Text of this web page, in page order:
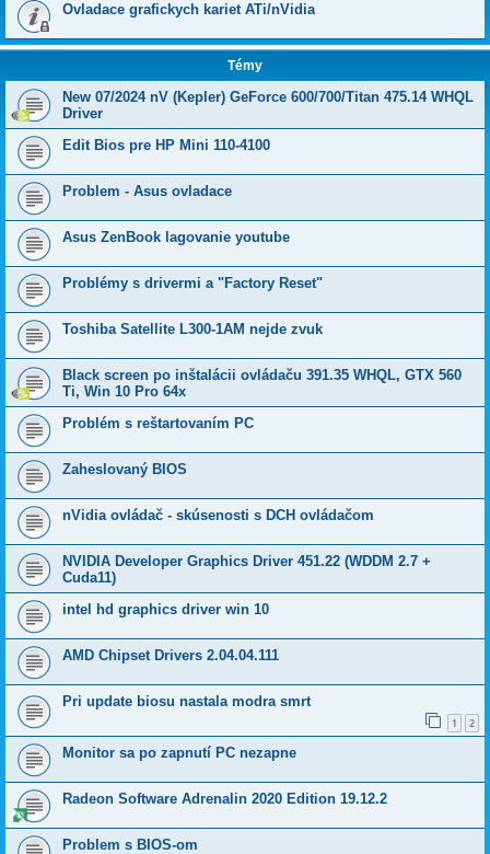
Ovladace grafickych kariet ATi/nVidia
Témy
New 07/2024 nV (Kepler) GeForce 600/700/Titan 475.14 WHQL
Driver
Edit Bios pre HP Mini 110-4100
Problem - Asus ovladace
Asus ZenBook lagovanie youtube
Problémy s drivermi a "Factory Reset"
Toshiba Satellite L300-1AM nejde zvuk
Black screen po inštalácii ovládaču 391.35 WHQL, GTX 560
Ti, Win 10 Pro 64x
Problém s reštartovaním PC
Zaheslovaný BIOS
nVidia ovládač - skúsenosti s DCH ovládačom
NVIDIA Developer Graphics Driver 451.22 (WDDM 2.7 +
Cuda11)
intel hd graphics driver win 10
AMD Chipset Drivers 2.04.04.111
Pri update biosu nastala modra smrt
1 2
Monitor sa po zapnutí PC nezapne
Radeon Software Adrenalin 2020 Edition 19.12.2
Problem s BIOS-om